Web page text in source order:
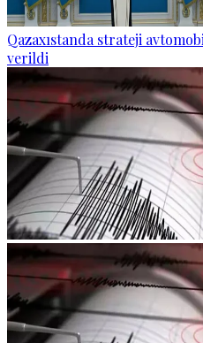
Qazaxıstanda strateji
verildi